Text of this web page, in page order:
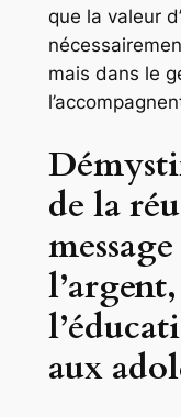
que la valeur
mais dans le
de la
aux